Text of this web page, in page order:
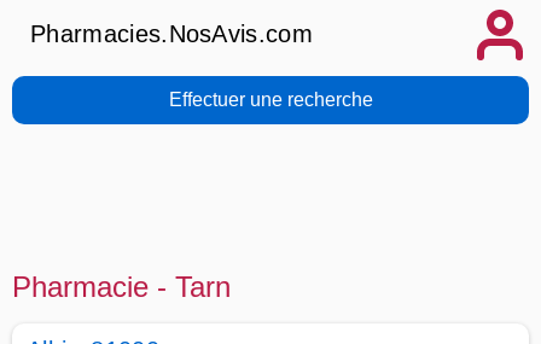
Pharmacies.NosAvis.com
Effectuer une recherche
Pharmacie - Tarn